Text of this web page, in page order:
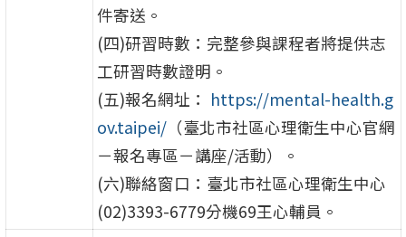
件寄送。
(四)研習時數：完整參與課程者將提供志
工研習時數證明。
(五)報名網址： https://mental-health.g
ov.taipei/（臺北市社區心理衛生中心官網
－報名專區－講座/活動）。
(六)聯絡窗口：臺北市社區心理衛生中心
(02)3393-6779分機69王心輔員。